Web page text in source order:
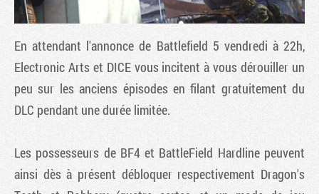
En attendant l'annonce de Battlefield 5 vendredi à 22h,
Electronic Arts et DICE vous incitent à vous dérouiller un
peu sur les anciens épisodes en filant gratuitement du
DLC pendant une durée limitée.
Les possesseurs de BF4 et BattleField Hardline peuvent
ainsi dès à présent débloquer respectivement Dragon's
Tribune